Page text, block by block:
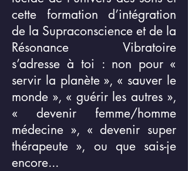
cette formation d’intégration
de la Supraconscience et de la
Résonance Vibratoire
s’adresse à toi : non pour «
servir la planète », « sauver le
monde », « guérir les autres »,
« devenir femme/homme
médecine », « devenir super
thérapeute », ou que sais-je
encore...